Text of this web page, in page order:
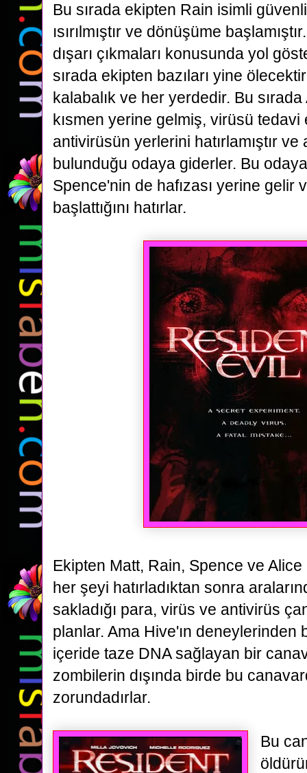
Bu sırada ekipten Rain isimli
ısırılmıştır ve dönüşüme
dışarı çıkmaları konusunda yol
sırada ekipten bazıları yine
kalabalık ve her yerdedir. Bu sırada
kısmen yerine gelmiş, virüsü tedavi
antivirüsün yerlerini hatırlamıştır
bulunduğu odaya giderler. Bu
Spence'nin de hafızası yerine gelir
başlattığını hatırlar.
Ekipten Matt, Rain, Spence ve Alice
her şeyi hatırladıktan sonra
sakladığı para, virüs ve antivirüs
planlar. Ama Hive'ın deneylerinden
içeride taze DNA sağlayan bir
zombilerin dışında birde bu
zorundadırlar.
Bu